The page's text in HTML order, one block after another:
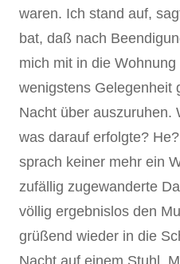
waren. Ich stand auf,
bat, daß nach
mich mit in die
wenigstens Gelegenheit
Nacht über auszuruhen.
was darauf erfolgte?
sprach keiner mehr ein
zufällig zugewanderte
völlig ergebnislos den
grüßend wieder in die